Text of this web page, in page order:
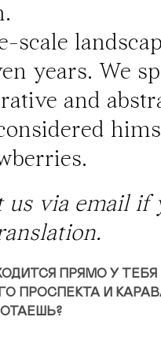
scale
years. We
and
us via emailif
ПРЯМО У ТЕБЯ
ПРОСПЕКТА И